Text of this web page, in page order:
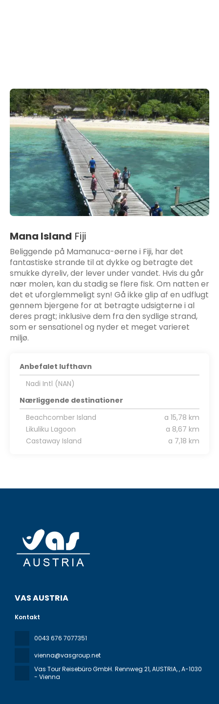
Mana Island Fiji
Beliggende på Mamanuca-øerne i Fiji, har det
fantastiske strande til at dykke og betragte det
smukke dyreliv, der lever under vandet. Hvis du går
nær molen, kan du stadig se flere fisk. Om natten er
det et uforglemmeligt syn! Gå ikke glip af en udflugt
gennem bjergene for at betragte udsigterne i al
deres pragt; inklusive dem fra den sydlige strand,
som er sensationel og nyder et meget varieret
miljø.
Anbefalet lufthavn
Nadi Intl (NAN)
Nærliggende destinationer
Beachcomber Island
a 15,78 km
Likuliku Lagoon
a 8,67 km
Castaway Island
a 7,18 km
VAS AUSTRIA
Kontakt
0043 676 7077351
vienna@vasgroup.net
Vas Tour Reisebüro GmbH. Rennweg 21, AUSTRIA,, A-1030
- Vienna